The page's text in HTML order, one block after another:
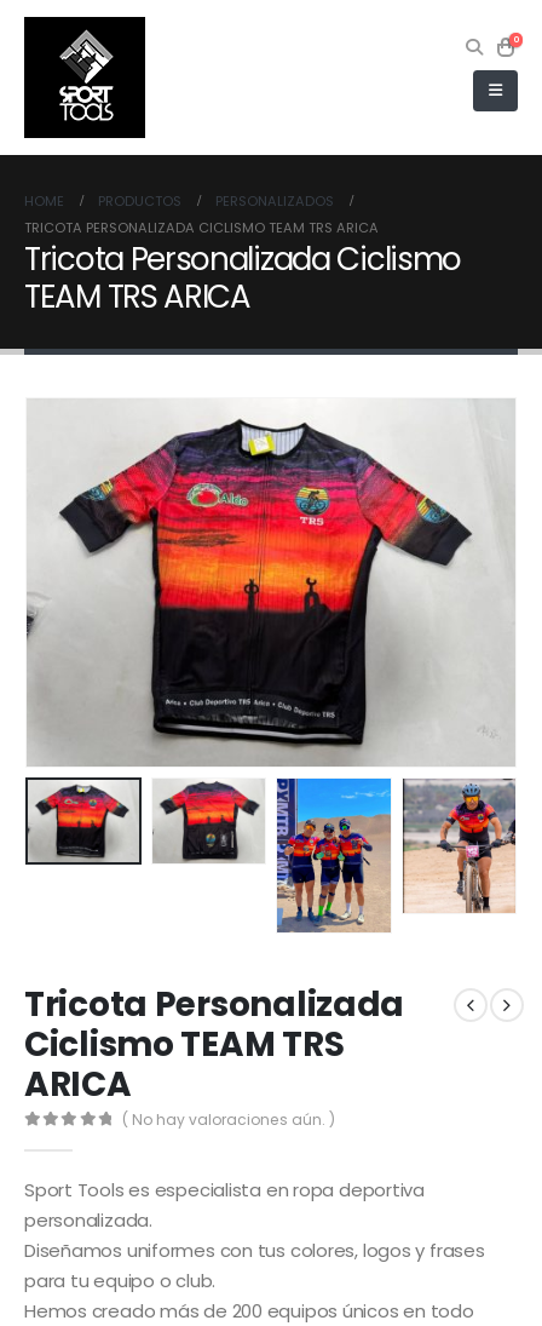
0
HOME PRODUCTOS
PERSONALIZADOS
TRICOTA PERSONALIZADA CICLISMO TEAM TRS ARICA
Tricota Personalizada Ciclismo
TEAM TRS ARICA
Tricota Personalizada
Ciclismo TEAM TRS
ARICA
( No hay valoraciones aún. )
Sport Tools es especialista en ropa deportiva
personalizada.
Diseñamos uniformes con tus colores, logos y frases
para tu equipo o club.
Hemos creado más de 200 equipos únicos en todo